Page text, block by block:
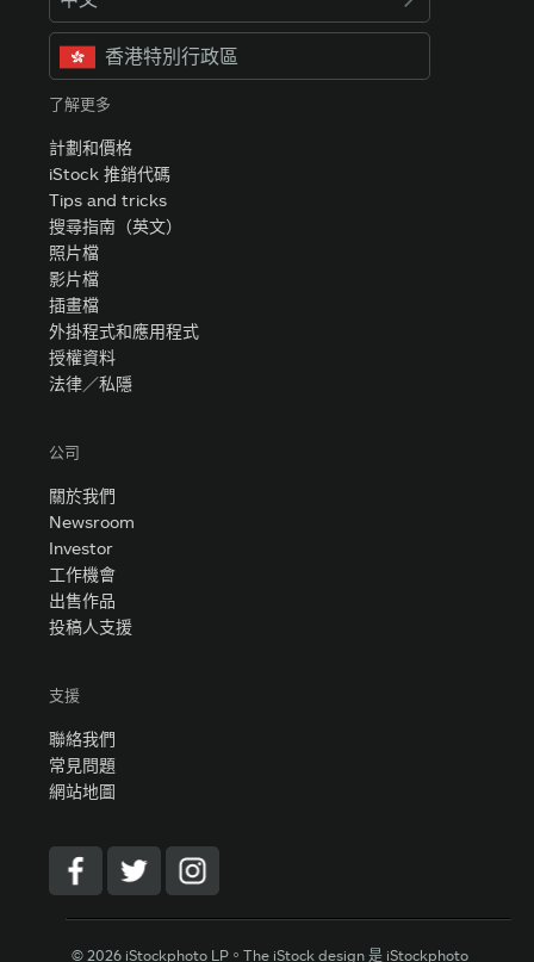
香港特別行政區
了解更多
計劃和價格
iStock 推銷代碼
Tips and tricks
搜尋指南（英文）
照片檔
影片檔
插畫檔
外掛程式和應用程式
授權資料
法律／私隱
公司
關於我們
Newsroom
Investor
工作機會
出售作品
投稿人支援
支援
聯絡我們
常見問題
網站地圖
© 2026 iStockphoto LP。The iStock design 是 iStockphoto